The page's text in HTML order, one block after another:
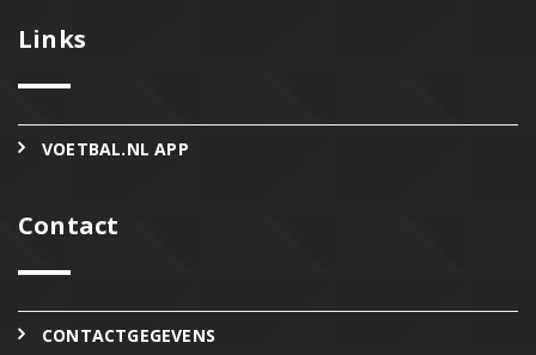
Links
VOETBAL.NL APP
Contact
CONTACTGEGEVENS